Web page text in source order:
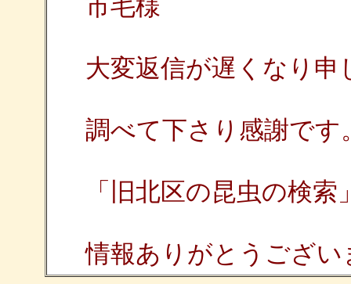
市毛様
大変返信が遅くなり申
調べて下さり感謝です
「旧北区の昆虫の検
情報ありがとうござい